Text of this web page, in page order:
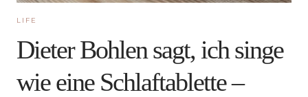
LIFE
Dieter Bohlen sagt, ich singe
wie eine Schlaftablette –